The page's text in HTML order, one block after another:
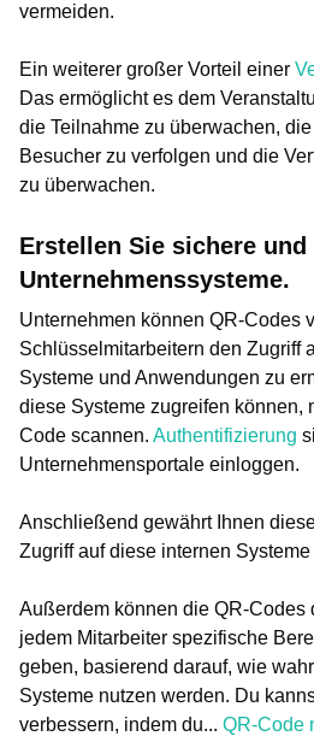
vermeiden.
Ein weiterer großer Vorteil einer
Das ermöglicht es dem
die Teilnahme zu überwachen,
Besucher zu verfolgen und die
zu überwachen.
Erstellen Sie sichere
Unternehmenssysteme.
Unternehmen können QR-Codes
Schlüsselmitarbeitern den Zugriff
Systeme und Anwendungen zu
diese Systeme zugreifen können,
Code scannen. Authentifizierung
Unternehmensportale einloggen.
Anschließend gewährt Ihnen
Zugriff auf diese internen
Außerdem können die QR-Codes
jedem Mitarbeiter spezifische
geben, basierend darauf, wie
Systeme nutzen werden. Du
verbessern, indem du... QR-Code